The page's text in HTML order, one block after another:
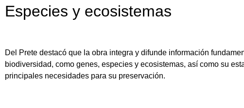
Especies y ecosistemas
Del Prete destacó que la obra integra y difunde información
biodiversidad, como genes, especies y ecosistemas, así como su
principales necesidades para su preservación.